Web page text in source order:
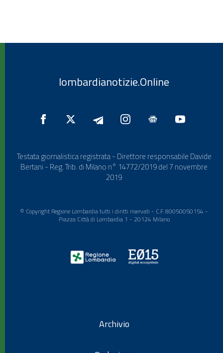
lombardianotizie.Online
Testata giornalistica registrata - Direttore responsabile Davide
Bertani - Reg. Trib. di Milano n° 14772/2019 del 7 novembre
2019
© Copyright Regione Lombardia tutti i diritti riservati - C.F. 80050050154 -
Piazza Città di Lombardia 1 - 20124 Milano
Archivio